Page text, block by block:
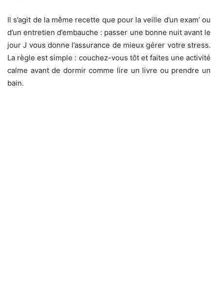
Il s’agit de la même recette que pour la veille d’un exam’ ou
d’un entretien d’embauche : passer une bonne nuit avant le
jour J vous donne l’assurance de mieux gérer votre stress.
La règle est simple : couchez-vous tôt et faites une activité
calme avant de dormir comme lire un livre ou prendre un
bain.